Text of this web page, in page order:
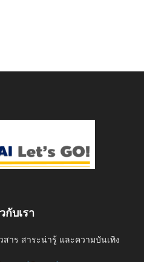
กับเรา
าร สาระน่ารู้ และความบันเทิง